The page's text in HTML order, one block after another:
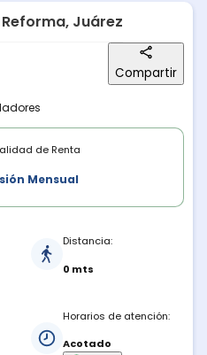
Juárez
Compartir
de Renta
Mensual
Distancia:
0 mts
Horarios de atención:
Acotado